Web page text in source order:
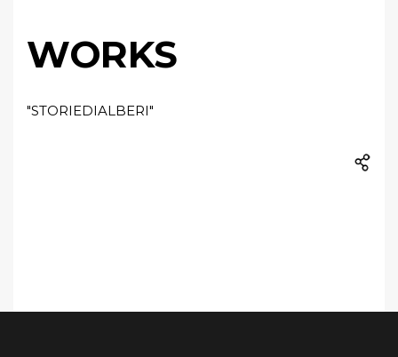
WORKS
"STORIEDIALBERI"